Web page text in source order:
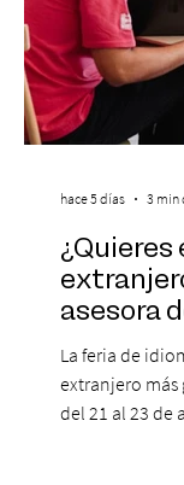
¿Quieres
asesora
La feria de
extranjero más
del 21 al 23 de
hace 5 días 3 min